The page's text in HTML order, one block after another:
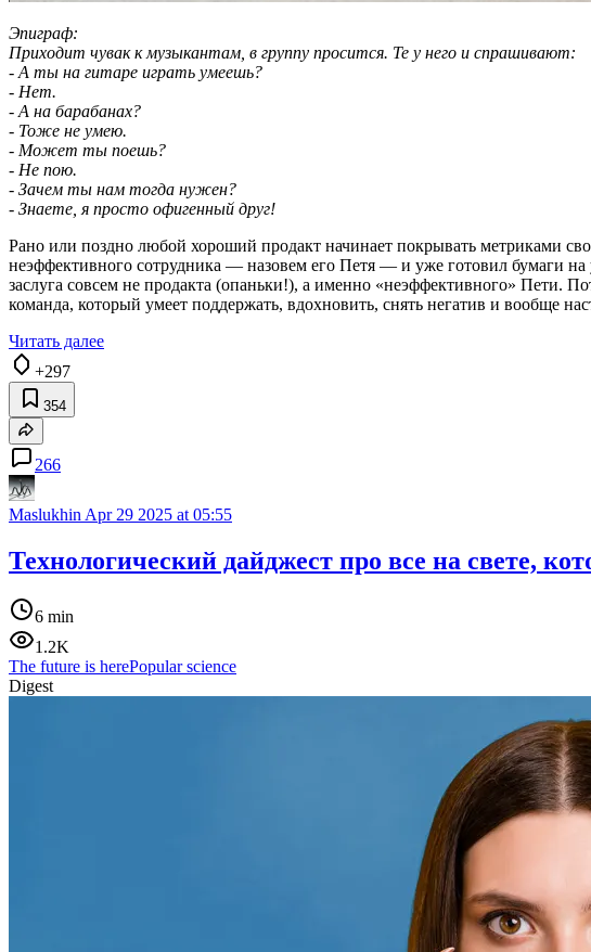
Эпиграф:
Приходит чувак к музыкантам, в группу просится. Те у него и спрашивают:
- А ты на гитаре играть умеешь?
- Нет.
- А на барабанах?
- Тоже не умею.
- Может ты поешь?
- Не пою.
- Зачем ты нам тогда нужен?
- Знаете, я просто офигенный друг!
Рано или поздно любой хороший продакт начинает покрывать метриками
неэффективного сотрудника — назовем его Петя — и уже готовил бумаги на
заслуга совсем не продакта (опаньки!), а именно «неэффективного» Пети.
команда, который умеет поддержать, вдохновить, снять негатив и вообще
Читать далее
+297
354
266
Maslukhin Apr 29 2025 at 05:55
Технологический дайджест про все на свете,
6 min
1.2K
The future is herePopular science
Digest